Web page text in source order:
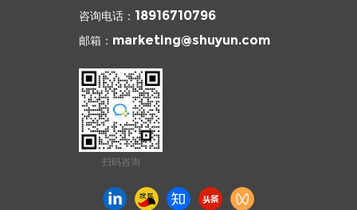
咨询电话： 18916710796
邮箱： marketing@shuyun.com
扫码咨询